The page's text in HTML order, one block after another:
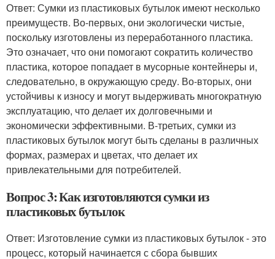
Ответ: Сумки из пластиковых бутылок имеют несколько
преимуществ. Во-первых, они экологически чистые,
поскольку изготовлены из переработанного пластика.
Это означает, что они помогают сократить количество
пластика, которое попадает в мусорные контейнеры и,
следовательно, в окружающую среду. Во-вторых, они
устойчивы к износу и могут выдерживать многократную
эксплуатацию, что делает их долговечными и
экономически эффективными. В-третьих, сумки из
пластиковых бутылок могут быть сделаны в различных
формах, размерах и цветах, что делает их
привлекательными для потребителей.
Вопрос 3: Как изготовляются сумки из
пластиковых бутылок
Ответ: Изготовление сумки из пластиковых бутылок - это
процесс, который начинается с сбора бывших